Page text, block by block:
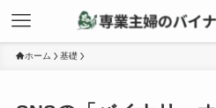
ホーム 基礎